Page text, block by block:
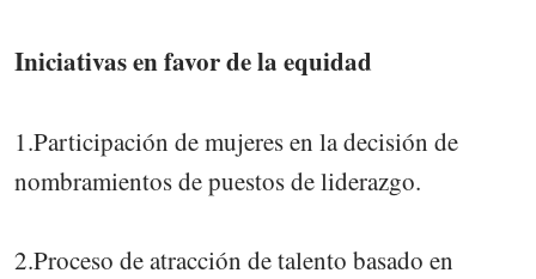
Iniciativas en favor de la equidad
1.Participación de mujeres en la decisión de
nombramientos de puestos de liderazgo.
2.Proceso de atracción de talento basado en